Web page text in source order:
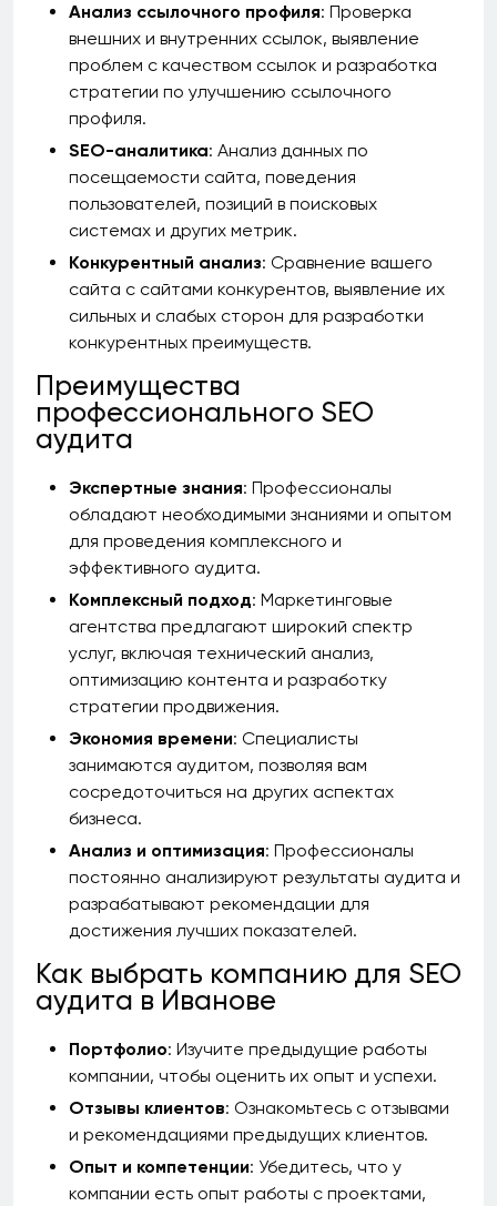
Анализ ссылочного профиля: Проверка
внешних и внутренних ссылок, выявление
проблем с качеством ссылок и разработка
стратегии по улучшению ссылочного
профиля.
SEO-аналитика: Анализ данных по
посещаемости сайта, поведения
пользователей, позиций в поисковых
системах и других метрик.
Конкурентный анализ: Сравнение вашего
сайта с сайтами конкурентов, выявление их
сильных и слабых сторон для разработки
конкурентных преимуществ.
Преимущества
профессионального SEO
аудита
Экспертные знания: Профессионалы
обладают необходимыми знаниями и опытом
для проведения комплексного и
эффективного аудита.
Комплексный подход: Маркетинговые
агентства предлагают широкий спектр
услуг, включая технический анализ,
оптимизацию контента и разработку
стратегии продвижения.
Экономия времени: Специалисты
занимаются аудитом, позволяя вам
сосредоточиться на других аспектах
бизнеса.
Анализ и оптимизация: Профессионалы
постоянно анализируют результаты аудита и
разрабатывают рекомендации для
достижения лучших показателей.
Как выбрать компанию для SEO
аудита в Иванове
Портфолио: Изучите предыдущие работы
компании, чтобы оценить их опыт и успехи.
Отзывы клиентов: Ознакомьтесь с отзывами
и рекомендациями предыдущих клиентов.
Опыт и компетенции: Убедитесь, что у
компании есть опыт работы с проектами,